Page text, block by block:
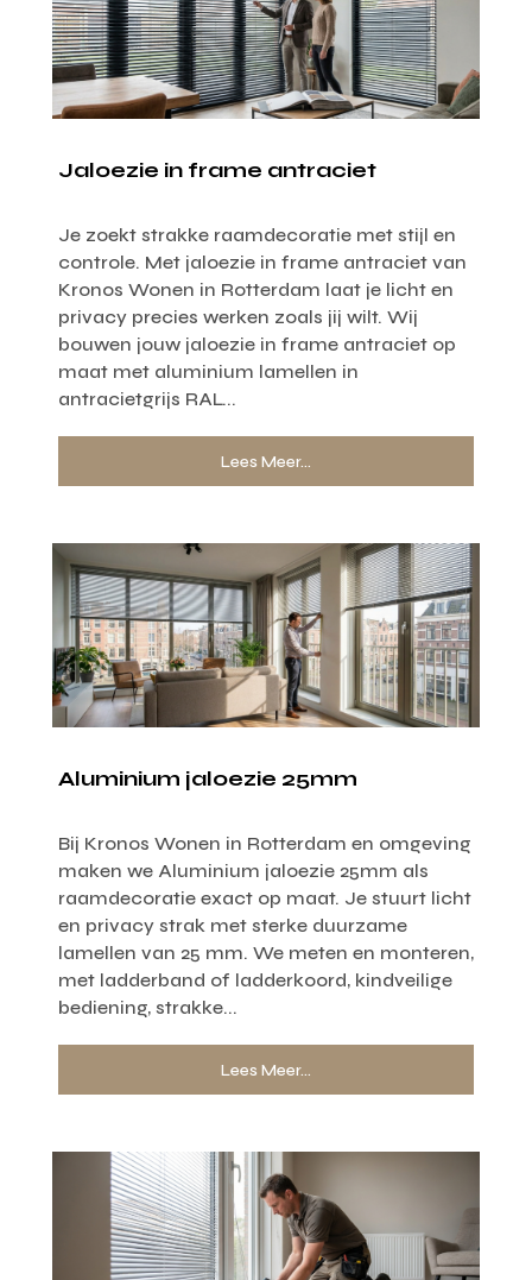
Jaloezie in frame antraciet
Je zoekt strakke raamdecoratie met stijl en
controle. Met jaloezie in frame antraciet van
Kronos Wonen in Rotterdam laat je licht en
privacy precies werken zoals jij wilt. Wij
bouwen jouw jaloezie in frame antraciet op
maat met aluminium lamellen in
antracietgrijs RAL...
Lees Meer...
Aluminium jaloezie 25mm
Bij Kronos Wonen in Rotterdam en omgeving
maken we Aluminium jaloezie 25mm als
raamdecoratie exact op maat. Je stuurt licht
en privacy strak met sterke duurzame
lamellen van 25 mm. We meten en monteren,
met ladderband of ladderkoord, kindveilige
bediening, strakke...
Lees Meer...